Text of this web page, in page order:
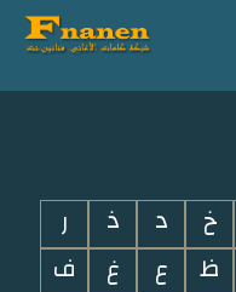
خ د ذ
ر
ظ ع غ
ف